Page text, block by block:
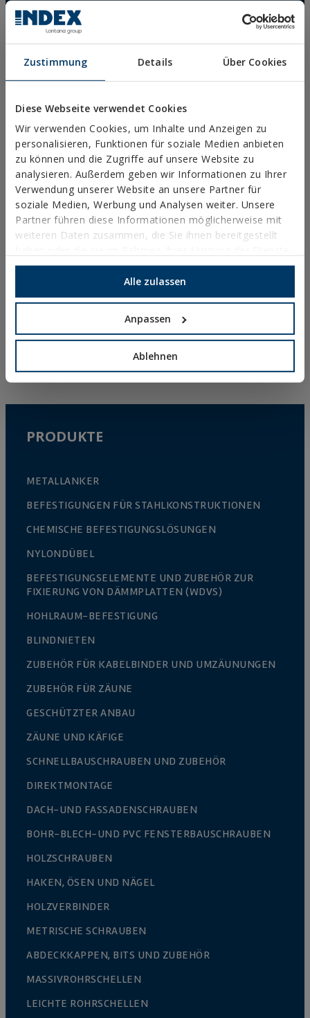
Zustimmung Details Über Cookies
Diese Webseite verwendet Cookies
Wir verwenden Cookies, um Inhalte und Anzeigen zu
personalisieren, Funktionen für soziale Medien anbieten
zu können und die Zugriffe auf unsere Website zu
analysieren. Außerdem geben wir Informationen zu Ihrer
Verwendung unserer Website an unsere Partner für
soziale Medien, Werbung und Analysen weiter. Unsere
Partner führen diese Informationen möglicherweise mit
weiteren Daten zusammen, die Sie ihnen bereitgestellt
gesammelt haben.
Alle zulassen
Anpassen
Ablehnen
Rechtliche Hinweise
Datenschutz
Verwendung von Cookies
Allgemeine Geschäftsbedingungen
MO-PC
EINSTELLBARES
ZUBEHÖR
FÜR DIE
INSTALLATION
SOLARMODULEN
COMPRAR ONLINE
COMPRAR EN
TIENDA
Mostrar distribuidores con stock disponible
PRODUKTE
METALLANKER
BEFESTIGUNGEN FÜR STAHLKONSTRUKTIONEN
CHEMISCHE BEFESTIGUNGSLÖSUNGEN
NYLONDÜBEL
BEFESTIGUNGSELEMENTE UND ZUBEHÖR ZUR
FIXIERUNG VON DÄMMPLATTEN (WDVS)
HOHLRAUM-BEFESTIGUNG
BLINDNIETEN
ZUBEHÖR FÜR KABELBINDER UND UMZÄUNUNGEN
ZUBEHÖR FÜR ZÄUNE
GESCHÜTZTER ANBAU
ZÄUNE UND KÄFIGE
SCHNELLBAUSCHRAUBEN UND ZUBEHÖR
DIREKTMONTAGE
DACH-UND FASSADENSCHRAUBEN
BOHR-BLECH-UND PVC FENSTERBAUSCHRAUBEN
HOLZSCHRAUBEN
HAKEN, ÖSEN UND NÄGEL
HOLZVERBINDER
METRISCHE SCHRAUBEN
ABDECKKAPPEN, BITS UND ZUBEHÖR
MASSIVROHRSCHELLEN
LEICHTE ROHRSCHELLEN